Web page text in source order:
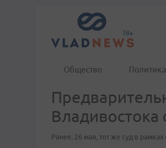
Общество Политика
Владивостока
Ранее, 26 мая, тот же суд в